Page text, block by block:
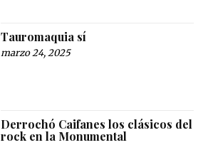
Tauromaquia sí
marzo 24, 2025
Derrochó Caifanes los clásicos del
rock en la Monumental